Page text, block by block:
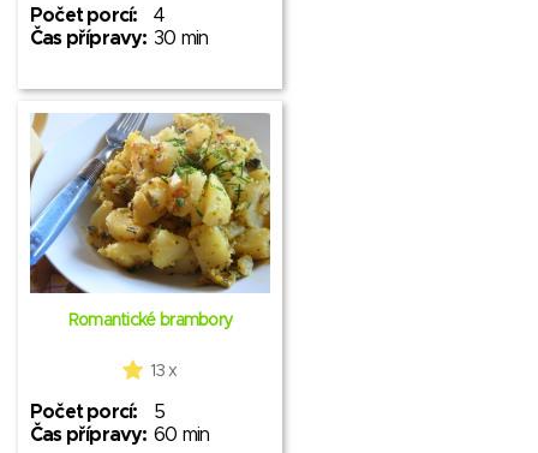
Počet porcí:
4
Čas přípravy: 30 min
Romantické brambory
13 x
Počet porcí:
5
Čas přípravy: 60 min